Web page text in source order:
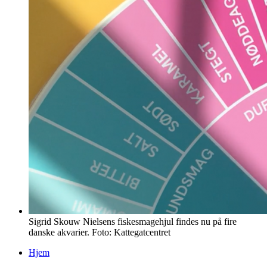
Sigrid Skouw Nielsens fiskesmagehjul findes nu på fire
danske akvarier. Foto: Kattegatcentret
Hjem